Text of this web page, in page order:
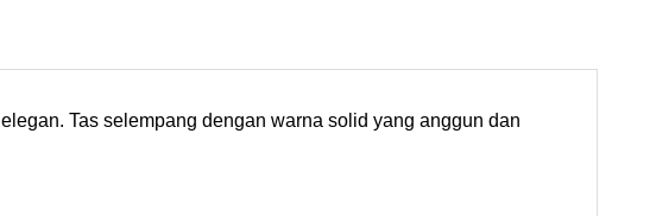
Tas selempang dengan warna solid yang anggun dan